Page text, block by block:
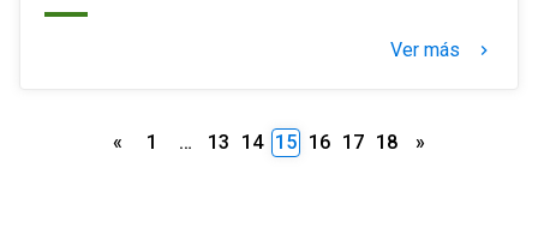
Ver más keyboard_arrow_right
Paginación
« 1 … 13 14 15 16 17 18 »